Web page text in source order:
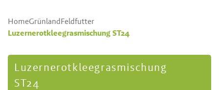
HomeGrünlandFeldfutter
Luzernerotkleegrasmischung ST24
Luzernerotkleegrasmischung
ST24